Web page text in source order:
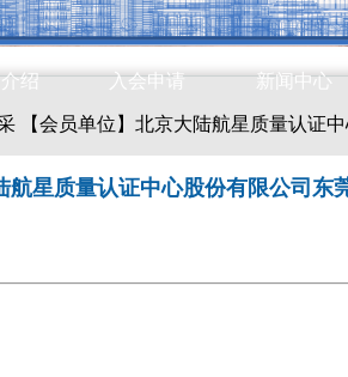
绍 入会申请 新闻中心
【会员单位】北京大陆航星质量认证
航星质量认证中心股份有限公司东